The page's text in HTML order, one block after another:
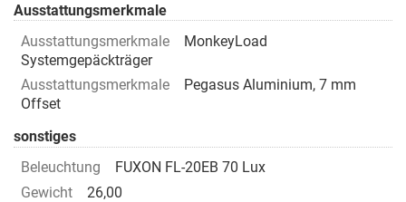
Ausstattungsmerkmale
Ausstattungsmerkmale
MonkeyLoad
Systemgepäckträger
Ausstattungsmerkmale
Pegasus Aluminium, 7 mm
Offset
sonstiges
Beleuchtung
FUXON FL-20EB 70 Lux
Gewicht
26,00